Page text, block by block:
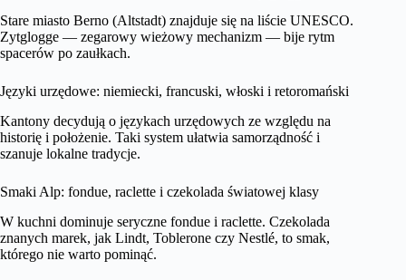
Stare miasto Berno (Altstadt) znajduje się na liście UNESCO.
Zytglogge — zegarowy wieżowy mechanizm — bije rytm
spacerów po zaułkach.
Języki urzędowe: niemiecki, francuski, włoski i retoromański
Kantony decydują o językach urzędowych ze względu na
historię i położenie. Taki system ułatwia samorządność i
szanuje lokalne tradycje.
Smaki Alp: fondue, raclette i czekolada światowej klasy
W kuchni dominuje seryczne fondue i raclette. Czekolada
znanych marek, jak Lindt, Toblerone czy Nestlé, to smak,
którego nie warto pominąć.